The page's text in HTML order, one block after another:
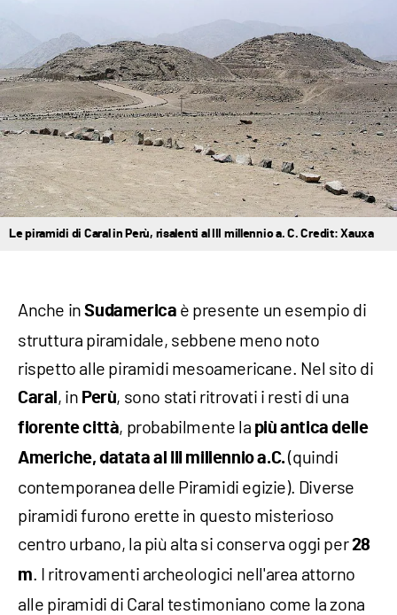
Le piramidi di Caral in Perù, risalenti al III millennio a. C. Credit: Xauxa
Anche inSudamerica è presente un esempio di
struttura piramidale, sebbene meno noto
rispetto alle piramidi mesoamericane. Nel sito di
Caral , in Perù, sono stati ritrovati i resti di una
fiorente città, probabilmente la più antica delle
Americhe, datata al III millennio a.C.(quindi
contemporanea delle Piramidi egizie). Diverse
piramidi furono erette in questo misterioso
centro urbano, la più alta si conserva oggi per28
m . I ritrovamenti archeologici nell'area attorno
alle piramidi di Caral testimoniano come la zona